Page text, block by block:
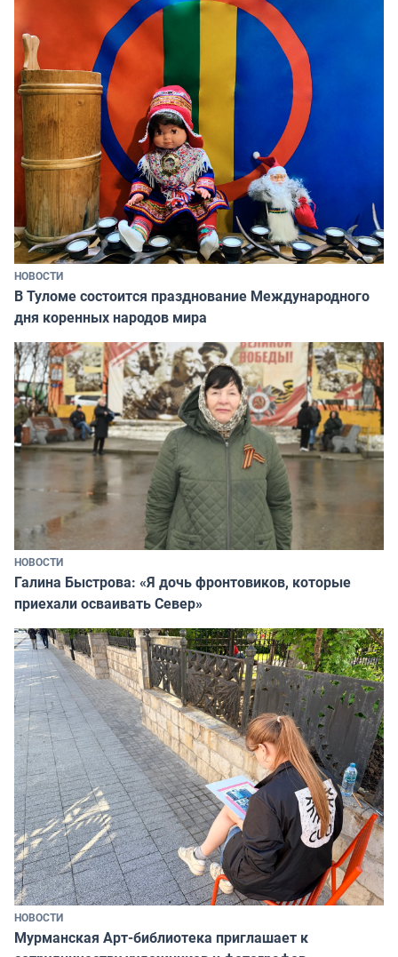
НОВОСТИ
В Туломе состоится празднование Международного
дня коренных народов мира
НОВОСТИ
Галина Быстрова: «Я дочь фронтовиков, которые
приехали осваивать Север»
НОВОСТИ
Мурманская Арт-библиотека приглашает к